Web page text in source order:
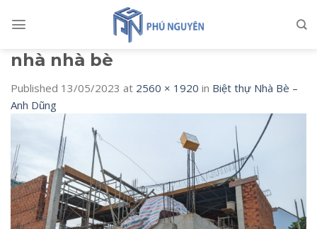
nhà nhà bè
Published 13/05/2023 at 2560 × 1920 in Biệt thự Nhà Bè –
Anh Dũng